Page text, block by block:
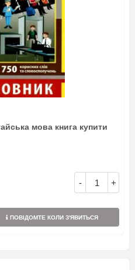
розмовник в малюнках китайська мова книга купити
- +
ПОВІДОМТЕ КОЛИ З'ЯВИТЬСЯ